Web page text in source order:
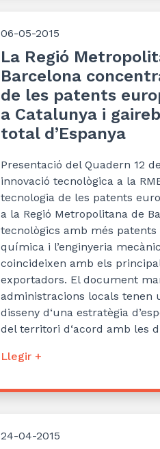
06-05-2015
La Regió
Barcelona
de les patents
a Catalunya i
total d’Espanya
Presentació del Quadern 12
innovació tecnològica a la
tecnologia de les patents
a la Regió Metropolitana de
tecnològics amb més
química i l’enginyeria
coincideixen amb els
exportadors. El document
administracions locals tenen
disseny d‘una estratègia d’e
del territori d‘acord amb les
Llegir +
24-04-2015